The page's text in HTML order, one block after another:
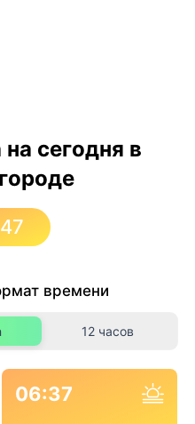
сегодня в
времени
12 часов
06:37